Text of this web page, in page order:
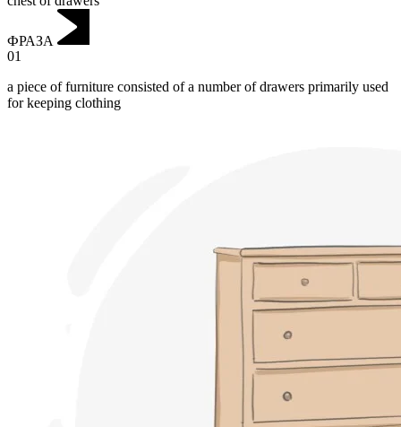
ФРАЗА
01
a piece of furniture consisted of a number of drawers primarily used
for keeping clothing